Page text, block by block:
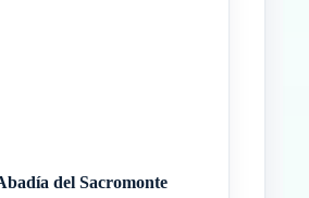
del Sacromonte